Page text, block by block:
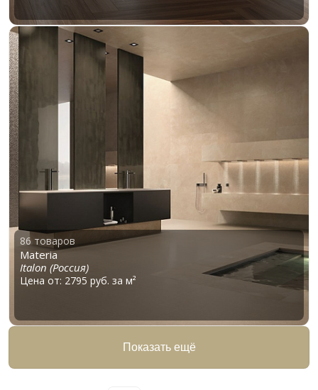
86 товаров
Materia
Italon (Россия)
Цена от: 2795 руб. за м²
Показать ещё